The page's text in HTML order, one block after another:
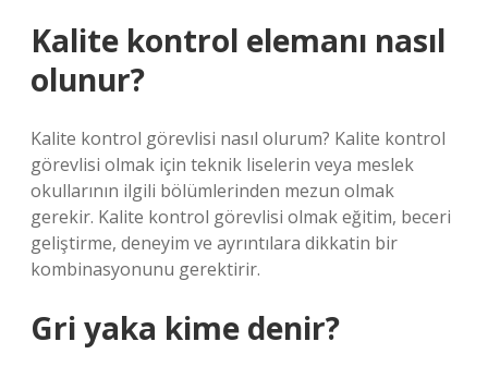
Kalite kontrol elemanı nasıl
olunur?
Kalite kontrol görevlisi nasıl olurum? Kalite kontrol
görevlisi olmak için teknik liselerin veya meslek
okullarının ilgili bölümlerinden mezun olmak
gerekir. Kalite kontrol görevlisi olmak eğitim, beceri
geliştirme, deneyim ve ayrıntılara dikkatin bir
kombinasyonunu gerektirir.
Gri yaka kime denir?